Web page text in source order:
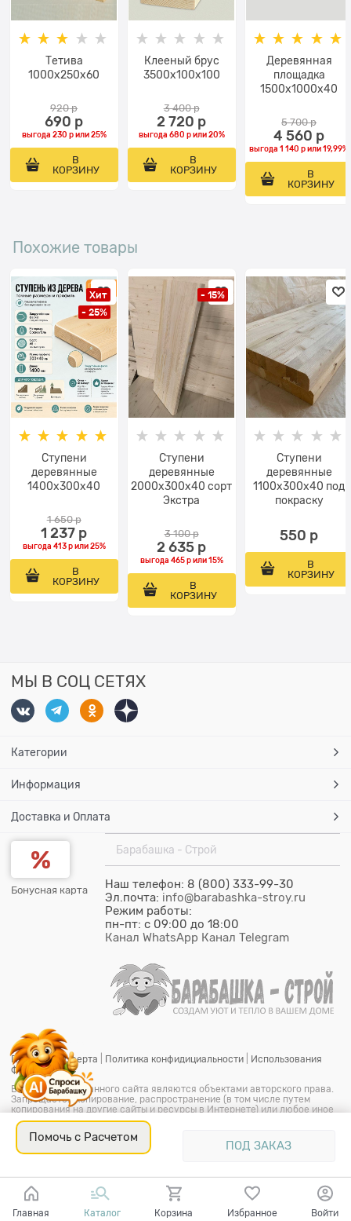
Помочь с Расчетом
ПОД ЗАКАЗ
Тетива
1000x250x60
920 р
690 р
выгода 230 рили25%
В
КОРЗИНУ
Клееный брус
3500х100x100
3 400 р
2 720 р
выгода 680 рили20%
В
КОРЗИНУ
Деревянная
площадка
1500х1000х40
5 700 р
4 560 р
выгода1 140 рили19,99%
В
КОРЗИНУ
Похожие товары
Хит
- 25%
Ступени
деревянные
1400x300x40
1 650 р
1 237 р
выгода 413 рили25%
В
КОРЗИНУ
- 15%
Ступени
деревянные
2000x300x40 сорт
Экстра
3 100 р
2 635 р
выгода 465 рили15%
В
КОРЗИНУ
Ступени
деревянные
1100x300x40 под
покраску
550 р
В
КОРЗИНУ
МЫ В СОЦ СЕТЯХ
Категории
Информация
Доставка и Оплата
Бонусная карта
Барабашка - Строй
Наш телефон: 8 (800) 333-99-30
Эл.почта: info@barabashka-stroy.ru
Режим работы:
пн-пт: c 09:00 до 18:00
Канал WhatsApp Канал Telegram
Публичная оферта Политика конфидициальности
Использования
файлов cookie
Все материалы данного сайта являются объектами авторского права.
Запрещается копирование, распространение (в том числе путем
копирования на другие сайты и ресурсы в Интернете) или любое иное
использование информации и объектов без предварительного
согласия правообладателя.
© ООО "Барабашка-Строй"2026.
Барабашка - Строй является
офицальным зарегистрированым товарным знаком (знак
Главная Каталог Корзина Избранное Войти